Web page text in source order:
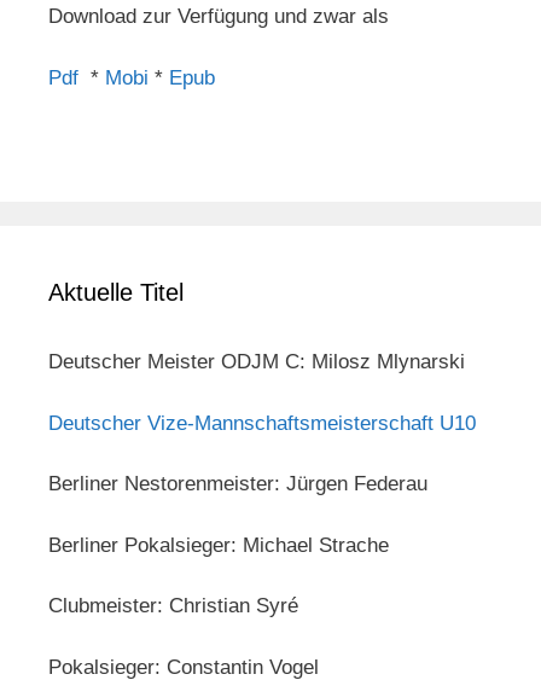
Download zur Verfügung und zwar als
Pdf * Mobi * Epub
Aktuelle Titel
Deutscher Meister ODJM C: Milosz Mlynarski
Deutscher Vize-Mannschaftsmeisterschaft U10
Berliner Nestorenmeister: Jürgen Federau
Berliner Pokalsieger: Michael Strache
Clubmeister: Christian Syré
Pokalsieger: Constantin Vogel